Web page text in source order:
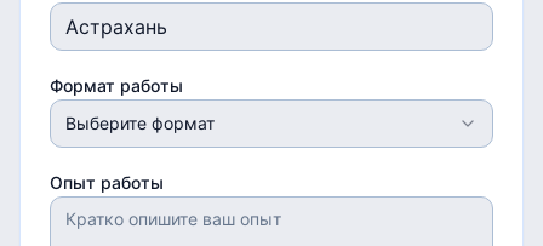
Формат работы
Выберите формат
Опыт работы